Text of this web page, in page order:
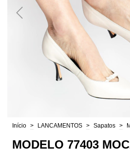
Início > LANCAMENTOS > Sapatos >
MODELO 77403